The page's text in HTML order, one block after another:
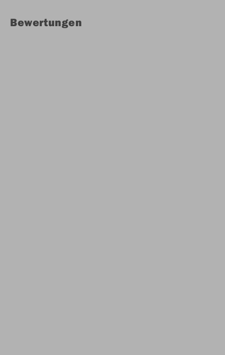
Bewertungen